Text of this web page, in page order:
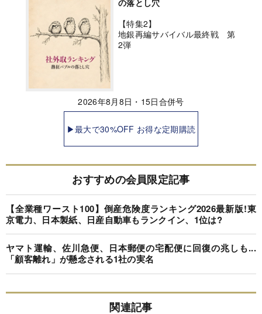
の落とし穴
【特集2】
地銀再編サバイバル最終戦 第
2弾
2026年8月8日・15日合併号
▶最大で30%OFF お得な定期購読
おすすめの会員限定記事
【全業種ワースト100】倒産危険度ランキング2026最新版!東
京電力、日本製紙、日産自動車もランクイン、1位は?
ヤマト運輸、佐川急便、日本郵便の宅配便に回復の兆しも...
「顧客離れ」が懸念される1社の実名
関連記事